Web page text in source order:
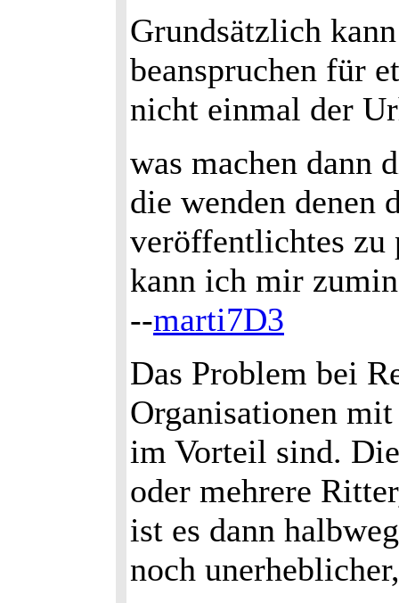
Grundsätzlich
beanspruchen für
nicht einmal der
was machen dann
die wenden denen
veröffentlichtes zu
kann ich mir
--marti7D3
Das Problem bei
Organisationen
im Vorteil sind.
oder mehrere
ist es dann
noch